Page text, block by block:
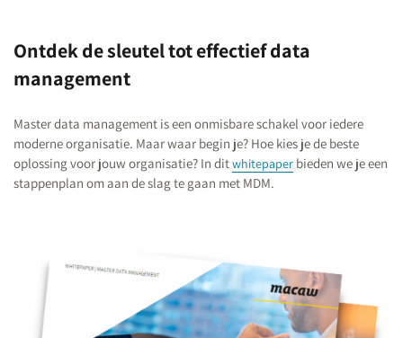
Ontdek de sleutel tot effectief data
management
Master data management is een onmisbare schakel voor iedere
moderne organisatie. Maar waar begin je? Hoe kies je de beste
oplossing voor jouw organisatie? In ditwhitepaper bieden we je een
stappenplan om aan de slag te gaan met MDM.